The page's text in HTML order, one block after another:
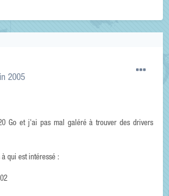
2005
Go et j'ai pas mal galéré à trouver des drivers
qui est intéressé :